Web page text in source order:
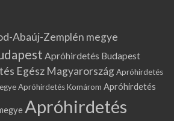
Abaúj-Zemplén megye
Apróhirdetés Budapest
Egész MagyarországApróhirdetés
Apróhirdetés Komárom Apróhirdetés
Apróhirdetés